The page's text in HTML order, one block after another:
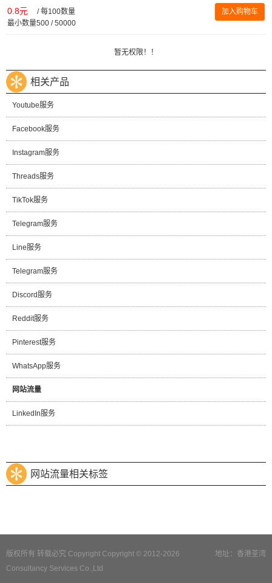
0.8元 /每100数量
最小数量500 / 50000
加入购物车
暂无权限！！
相关产品
Youtube服务
Facebook服务
Instagram服务
Threads服务
TikTok服务
Telegram服务
Line服务
Telegram服务
Discord服务
Reddit服务
Pinterest服务
WhatsApp服务
网站流量
LinkedIn服务
网站流量相关标签
地址：香港荃湾
版权所有 转载必究 Copyright Copyright © 2012-2026
Consultancy Services Co.,Ltd